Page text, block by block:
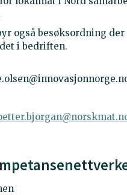
også besøksordning
i bedriften.